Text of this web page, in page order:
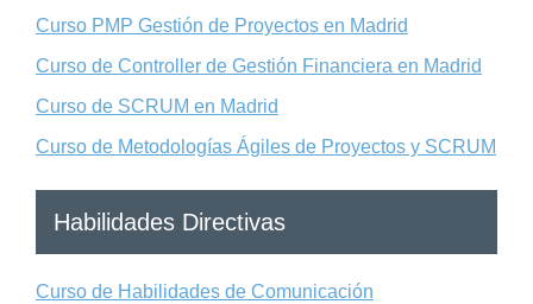
Curso PMP Gestión de Proyectos en Madrid
Curso de Controller de Gestión Financiera en Madrid
Curso de SCRUM en Madrid
Curso de Metodologías Ágiles de Proyectos y SCRUM
Habilidades Directivas
Curso de Habilidades de Comunicación